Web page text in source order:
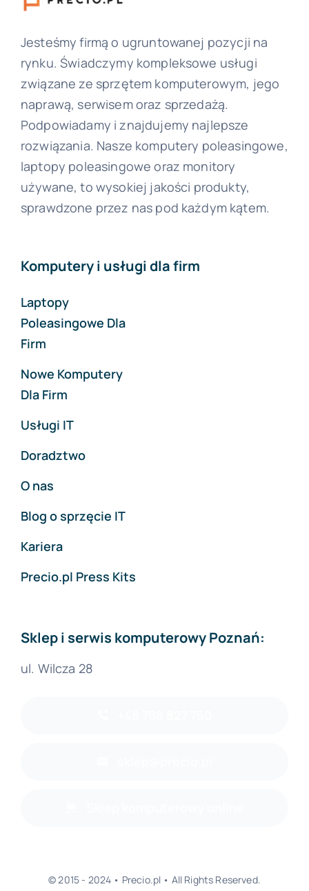
Jesteśmy firmą o ugruntowanej pozycji na
rynku. Świadczymy kompleksowe usługi
związane ze sprzętem komputerowym, jego
naprawą, serwisem oraz sprzedażą.
Podpowiadamy i znajdujemy najlepsze
rozwiązania. Nasze komputery poleasingowe,
laptopy poleasingowe oraz monitory
używane, to wysokiej jakości produkty,
sprawdzone przez nas pod każdym kątem.
Komputery i usługi dla firm
Laptopy
Poleasingowe Dla
Firm
Nowe Komputery
Dla Firm
Usługi IT
Doradztwo
O nas
Blog o sprzęcie IT
Kariera
Precio.pl Press Kits
Sklep i serwis komputerowy Poznań:
ul. Wilcza 28
© 2015 - 2024 • Precio.pl • All Rights Reserved.